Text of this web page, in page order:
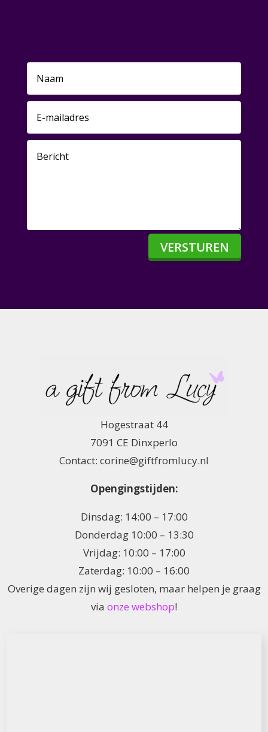
VERSTUREN
Hogestraat 44
7091 CE Dinxperlo
Contact: corine@giftfromlucy.nl
Opengingstijden:
Dinsdag: 14:00 – 17:00
Donderdag 10:00 – 13:30
Vrijdag: 10:00 – 17:00
Zaterdag: 10:00 – 16:00
Overige dagen zijn wij gesloten, maar helpen je graag
via onze webshop!